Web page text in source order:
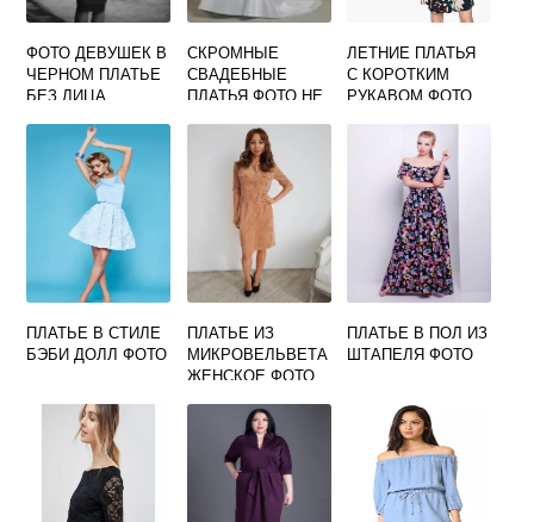
ФОТО ДЕВУШЕК В
ЧЕРНОМ ПЛАТЬЕ
БЕЗ ЛИЦА
СКРОМНЫЕ
СВАДЕБНЫЕ
ПЛАТЬЯ ФОТО НЕ
ЛЕТНИЕ ПЛАТЬЯ
С КОРОТКИМ
РУКАВОМ ФОТО
ПЛАТЬЕ В СТИЛЕ
БЭБИ ДОЛЛ ФОТО
ПЛАТЬЕ ИЗ
МИКРОВЕЛЬВЕТА
ЖЕНСКОЕ ФОТО
ПЛАТЬЕ В ПОЛ ИЗ
ШТАПЕЛЯ ФОТО